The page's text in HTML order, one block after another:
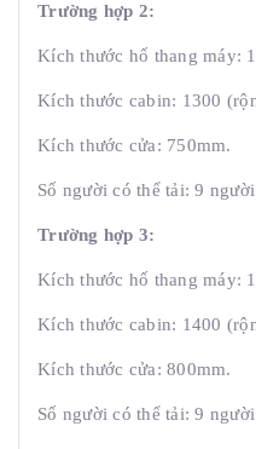
Trường hợp 2:
Kích thước hố thang máy:
Kích thước cabin: 1300
Kích thước cửa: 750mm.
Số người có thể tải: 9 người
Trường hợp 3:
Kích thước hố thang máy:
Kích thước cabin: 1400
Kích thước cửa: 800mm.
Số người có thể tải: 9 người